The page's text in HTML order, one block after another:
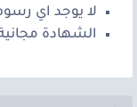
لا يوجد اي
الشهادة